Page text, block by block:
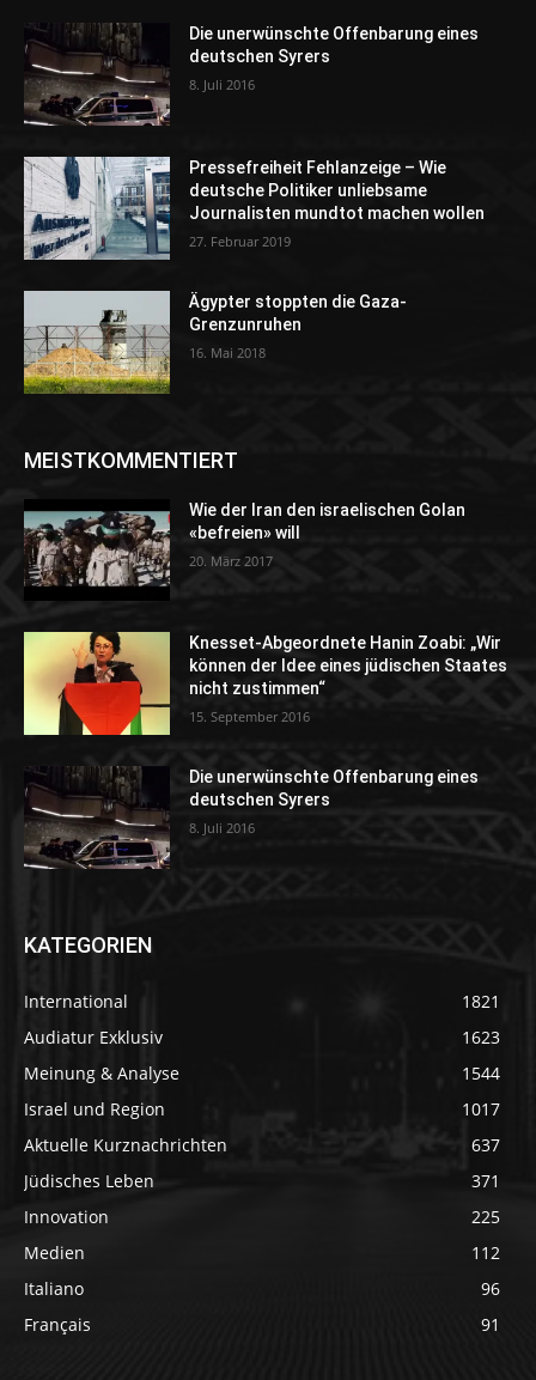
Die unerwünschte Offenbarung eines
deutschen Syrers
8. Juli 2016
Pressefreiheit Fehlanzeige – Wie
deutsche Politiker unliebsame
Journalisten mundtot machen wollen
27. Februar 2019
Ägypter stoppten die Gaza-
Grenzunruhen
16. Mai 2018
MEISTKOMMENTIERT
Wie der Iran den israelischen Golan
«befreien» will
20. März 2017
Knesset-Abgeordnete Hanin Zoabi: „Wir
können der Idee eines jüdischen Staates
nicht zustimmen“
15. September 2016
Die unerwünschte Offenbarung eines
deutschen Syrers
8. Juli 2016
KATEGORIEN
International
1821
Audiatur Exklusiv
1623
Meinung & Analyse
1544
Israel und Region
1017
Aktuelle Kurznachrichten
637
Jüdisches Leben
371
Innovation
225
Medien
112
Italiano
96
Français
91